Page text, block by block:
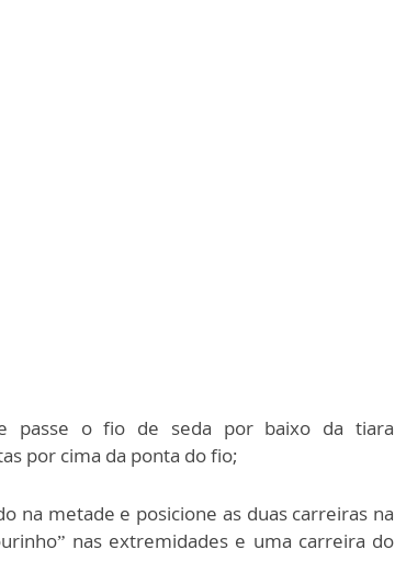
passe o fio de seda por baixo da tiara
por cima da ponta do fio;
na metade e posicione as duas carreiras na
nas extremidades e uma carreira do